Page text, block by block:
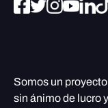
Somos un
sin ánimo de lucro